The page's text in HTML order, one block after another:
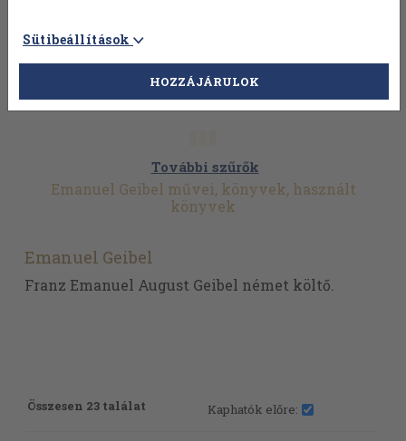
További szűrők
Emanuel Geibel művei, könyvek, használt
könyvek
Emanuel Geibel
Franz Emanuel August Geibel német költő.
Összesen 23 találat Kaphatók előre:
Sütibeállítások
HOZZÁJÁRULOK